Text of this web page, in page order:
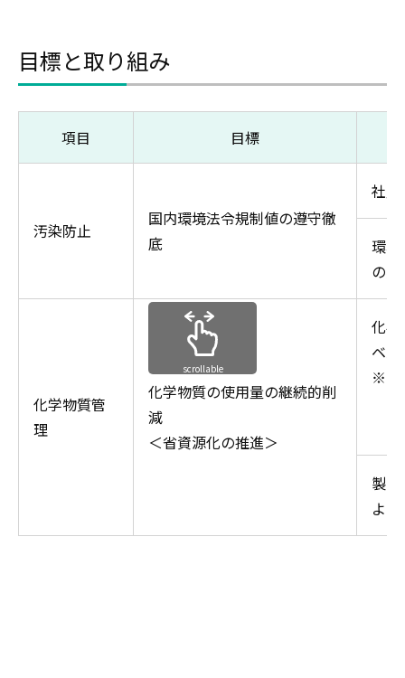
目標と取り組み
項目 目標
汚染防止
国内環境法令規制値の遵守徹
底
社員
環境
の実
化学物質管
理
化学物質の使用量の継続的削
減
＜省資源化の推進＞
化学
ベ
※国
製
よ
scrollable